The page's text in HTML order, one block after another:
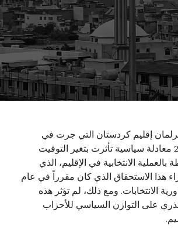
إقليم كردستان التي جرت في
تشرين الأول 2024 معادلة سياسية تأثرت بتغير التوقيت
الانتخابية في الإقليم، الذي
هذا الاستحقاق الذي كان مقرراً في عام
دورية الانتخابات. ومع ذلك، لم تؤثر هذه
على التوازن السياسي للأحزاب